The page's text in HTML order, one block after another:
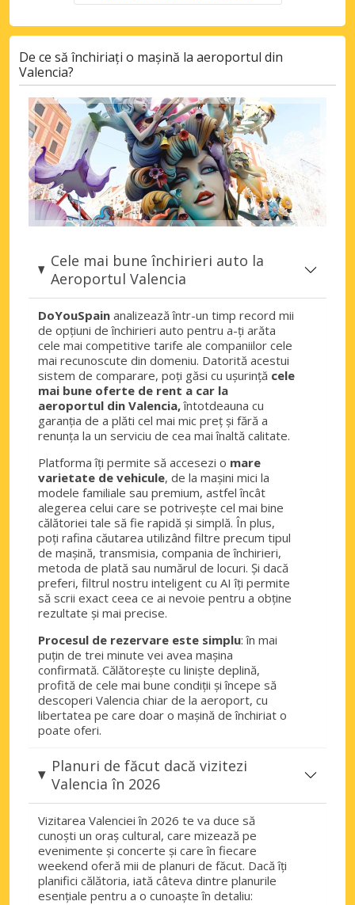
De ce să închiriați o mașină la aeroportul din
Valencia?
Cele mai bune închirieri auto la
Aeroportul Valencia
DoYouSpain analizează într-un timp record mii
de opțiuni de închirieri auto pentru a-ți arăta
cele mai competitive tarife ale companiilor cele
mai recunoscute din domeniu. Datorită acestui
sistem de comparare, poți găsi cu ușurință cele
mai bune oferte de rent a car la
aeroportul din Valencia,întotdeauna cu
garanția de a plăti cel mai mic preț și fără a
renunța la un serviciu de cea mai înaltă calitate.
Platforma îți permite să accesezi o mare
varietate de vehicule, de la mașini mici la
modele familiale sau premium, astfel încât
alegerea celui care se potrivește cel mai bine
călătoriei tale să fie rapidă și simplă. În plus,
poți rafina căutarea utilizând filtre precum tipul
de mașină, transmisia, compania de închirieri,
metoda de plată sau numărul de locuri. Și dacă
preferi, filtrul nostru inteligent cu AI îți permite
să scrii exact ceea ce ai nevoie pentru a obține
rezultate și mai precise.
Procesul de rezervare este simplu: în mai
puțin de trei minute vei avea mașina
confirmată. Călătorește cu liniște deplină,
profită de cele mai bune condiții și începe să
descoperi Valencia chiar de la aeroport, cu
libertatea pe care doar o mașină de închiriat o
poate oferi.
Planuri de făcut dacă vizitezi
Valencia în 2026
Vizitarea Valenciei în 2026 te va duce să
cunoști un oraș cultural, care mizează pe
evenimente și concerte și care în fiecare
weekend oferă mii de planuri de făcut. Dacă îți
planifici călătoria, iată câteva dintre planurile
esențiale pentru a o cunoaște în detaliu: